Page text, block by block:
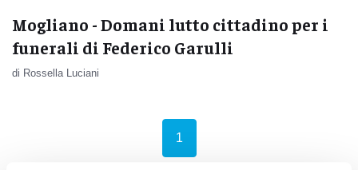
Mogliano - Domani lutto cittadino per i
funerali di Federico Garulli
di Rossella Luciani
1